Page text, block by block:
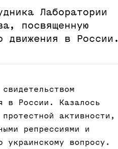
Лаборатории
посвященную
движения в России.
в России. Казалось
активности,
репрессиями и
украинскому вопросу.